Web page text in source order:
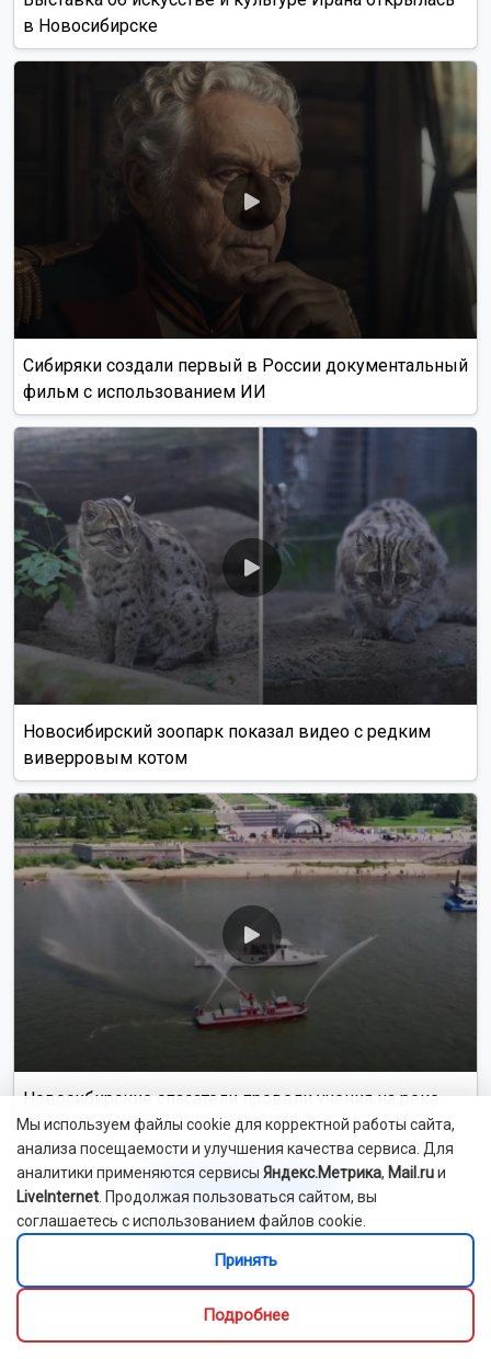
в Новосибирске
Сибиряки создали первый в России документальный
фильм с использованием ИИ
Новосибирский зоопарк показал видео с редким
виверровым котом
Новосибирские спасатели провели учения на реке
Обь
Смотреть все видео
Мы используем файлы cookie для корректной работы сайта,
анализа посещаемости и улучшения качества сервиса. Для
аналитики применяются сервисы Яндекс.Метрика, Mail.ruи
LiveInternet . Продолжая пользоваться сайтом, вы
соглашаетесь с использованием файлов cookie.
Принять
Подробнее
Мы в социальных сетях